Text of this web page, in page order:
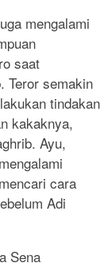
mengalami
saat
Teror semakin
tindakan
kakaknya,
Ayu,
cara
Adi
Sena